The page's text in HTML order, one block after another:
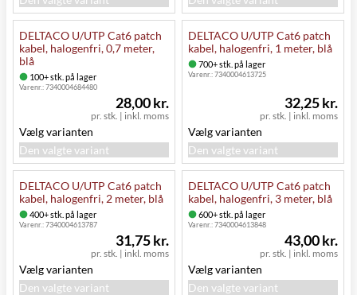
DELTACO U/UTP Cat6 patch
kabel, halogenfri, 0,7 meter,
blå
100+ stk. på lager
Varenr.:7340004684480
pr. stk. | inkl. moms
28,00 kr.
Vælg varianten
Den valgte variant
DELTACO U/UTP Cat6 patch
kabel, halogenfri, 1 meter, blå
700+ stk. på lager
Varenr.:7340004613725
pr. stk. | inkl. moms
32,25 kr.
Vælg varianten
Den valgte variant
DELTACO U/UTP Cat6 patch
kabel, halogenfri, 2 meter, blå
400+ stk. på lager
Varenr.:7340004613787
pr. stk. | inkl. moms
31,75 kr.
Vælg varianten
Den valgte variant
DELTACO U/UTP Cat6 patch
kabel, halogenfri, 3 meter, blå
600+ stk. på lager
Varenr.:7340004613848
pr. stk. | inkl. moms
43,00 kr.
Vælg varianten
Den valgte variant